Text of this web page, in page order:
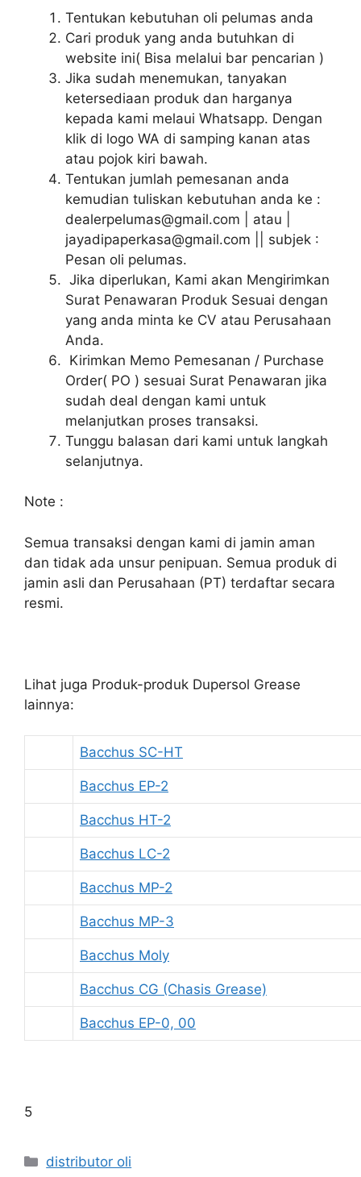
Tentukan kebutuhan oli pelumas anda
Cari produk yang anda butuhkan di
website ini( Bisa melalui bar pencarian )
Jika sudah menemukan, tanyakan
ketersediaan produk dan harganya
kepada kami melaui Whatsapp. Dengan
klik di logo WA di samping kanan atas
atau pojok kiri bawah.
Tentukan jumlah pemesanan anda
kemudian tuliskan kebutuhan anda ke :
dealerpelumas@gmail.com | atau |
jayadipaperkasa@gmail.com || subjek :
Pesan oli pelumas.
Jika diperlukan, Kami akan Mengirimkan
Surat Penawaran Produk Sesuai dengan
yang anda minta ke CV atau Perusahaan
Anda.
Kirimkan Memo Pemesanan / Purchase
Order( PO ) sesuai Surat Penawaran jika
sudah deal dengan kami untuk
melanjutkan proses transaksi.
Tunggu balasan dari kami untuk langkah
selanjutnya.
Note :
Semua transaksi dengan kami di jamin aman
dan tidak ada unsur penipuan. Semua produk di
jamin asli dan Perusahaan (PT) terdaftar secara
resmi.
Lihat juga Produk-produk Dupersol Grease
lainnya:
Bacchus SC-HT
Bacchus EP-2
Bacchus HT-2
Bacchus LC-2
Bacchus MP-2
Bacchus MP-3
Bacchus Moly
Bacchus CG (Chasis Grease)
Bacchus EP-0, 00
5
distributor oli